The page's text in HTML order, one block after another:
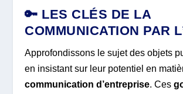
🔑 LES CLÉS DE LA
COMMUNICATION PAR
Approfondissons le sujet des objets
en insistant sur leur potentiel en
communication d’entreprise. Ces